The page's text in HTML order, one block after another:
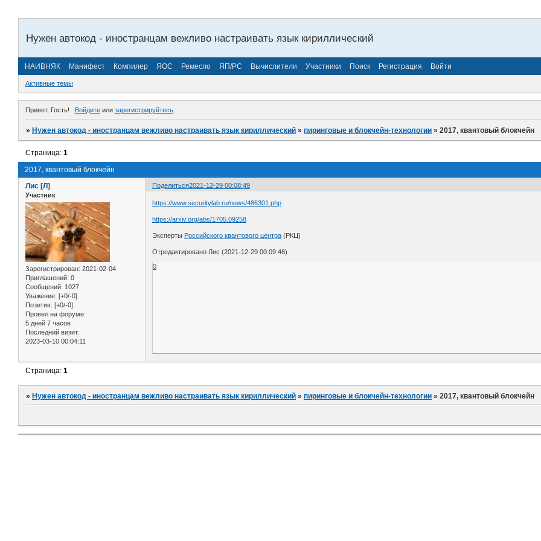
Нужен автокод - иностранцам вежливо настраивать язык кириллический
НАИВНЯК Манифест Компилер ЯОС Ремесло ЯП/РС Вычислители Участники Поиск Регистрация Войти
Активные темы
Привет, Гость! Войдитеили зарегистрируйтесь.
»Нужен автокод - иностранцам вежливо настраивать язык кириллический »пиринговые и блокчейн-технологии »2017, квантовый блокчейн
2017, квантовый блокчейн
Страница:1
Поделиться2021-12-29 00:08:49
Лис [Л]
Участник
Зарегистрирован: 2021-02-04
Приглашений: 0
Сообщений: 1027
Уважение: [+0/-0]
Позитив: [+0/-0]
Провел на форуме:
5 дней 7 часов
Последний визит:
2023-03-10 00:04:11
https://www.securitylab.ru/news/486301.php
https://arxiv.org/abs/1705.09258
Эксперты Российского квантового центра (РКЦ)
Отредактировано Лис (2021-12-29 00:09:46)
0
Страница:1
»Нужен автокод - иностранцам вежливо настраивать язык кириллический »пиринговые и блокчейн-технологии »2017, квантовый блокчейн